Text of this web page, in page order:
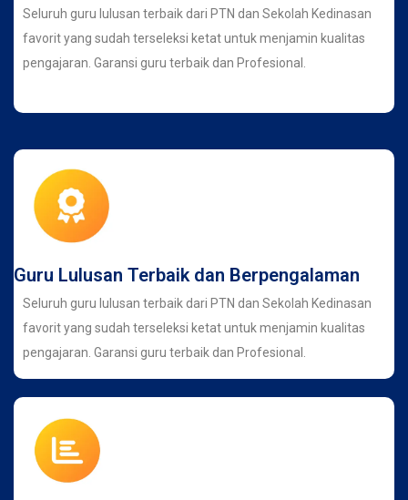
Seluruh guru lulusan terbaik dari PTN dan Sekolah Kedinasan
favorit yang sudah terseleksi ketat untuk menjamin kualitas
pengajaran. Garansi guru terbaik dan Profesional.
Guru Lulusan Terbaik dan Berpengalaman
Seluruh guru lulusan terbaik dari PTN dan Sekolah Kedinasan
favorit yang sudah terseleksi ketat untuk menjamin kualitas
pengajaran. Garansi guru terbaik dan Profesional.